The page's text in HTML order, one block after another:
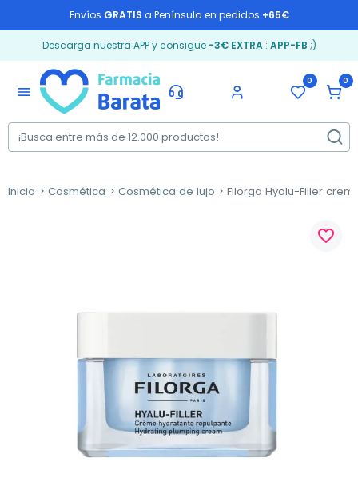
Envíos GRATIS a Península en pedidos +65€
Descarga nuestra APP y consigue -3€ EXTRA: APP-FB ;)
menu
0 0
Inicio Cosmética Cosmética de lujo Filorga Hyalu-Filler
favorite_border